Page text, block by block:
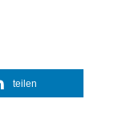
Sie
teilen